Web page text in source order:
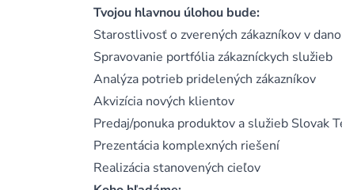
Tvojou hlavnou úlohou bude:
Starostlivosť o zverených zákazníkov v
Spravovanie portfólia zákazníckych služieb
Analýza potrieb pridelených zákazníkov
Akvizícia nových klientov
Predaj/ponuka produktov a služieb Slovak
Prezentácia komplexných riešení
Realizácia stanovených cieľov